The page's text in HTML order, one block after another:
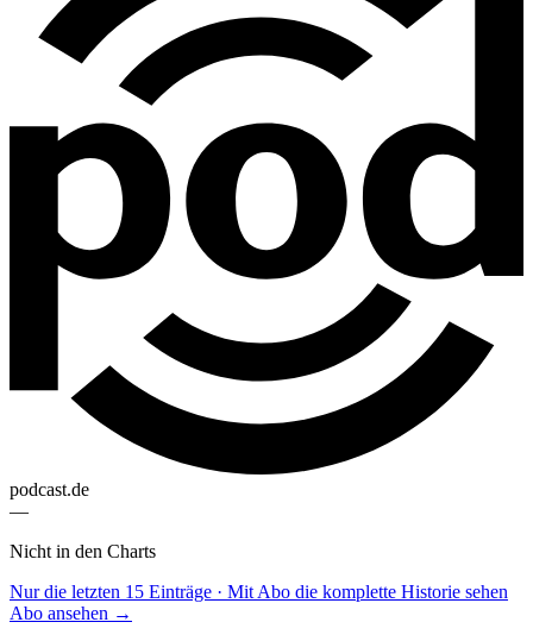
podcast.de
—
Nicht in den Charts
Nur die letzten 15 Einträge · Mit Abo die komplette Historie sehen
Abo ansehen →